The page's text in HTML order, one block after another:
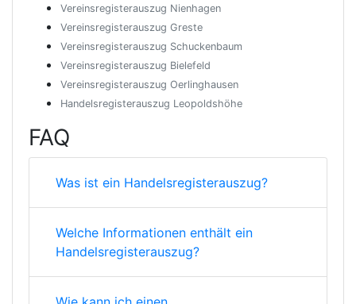
Vereinsregisterauszug Nienhagen
Vereinsregisterauszug Greste
Vereinsregisterauszug Schuckenbaum
Vereinsregisterauszug Bielefeld
Vereinsregisterauszug Oerlinghausen
Handelsregisterauszug Leopoldshöhe
FAQ
Was ist ein Handelsregisterauszug?
Welche Informationen enthält ein
Handelsregisterauszug?